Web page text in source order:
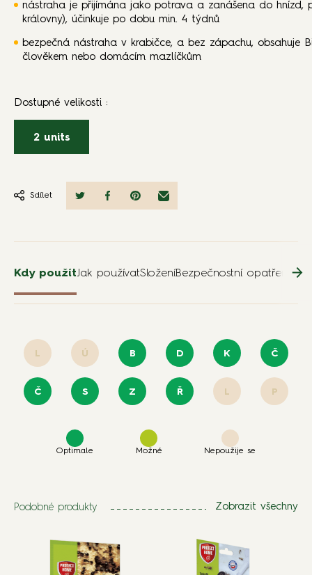
nástraha je přijímána jako potrava a zanášena do hnízd,
královny), účinkuje po dobu min. 4 týdnů
bezpečná nástraha v krabičce, a bez zápachu, obsahuje
člověkem nebo domácím mazlíčkům
Dostupné velikosti :
2 units
Sdílet
Kdy použítJak používatSloženíBezpečnostní opatření
L Ú B D K Č
Č S Z Ř L P
Optimale Možné Nepoužije se
Podobné produkty Zobrazit všechny